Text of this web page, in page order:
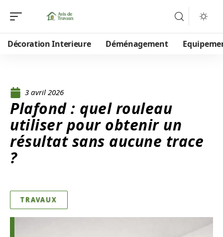
Décoration Interieure Déménagement
3 avril 2026
Plafond : quel rouleau
utiliser pour obtenir un
résultat sans aucune trace
?
TRAVAUX